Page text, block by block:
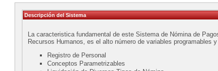
Descripción del Sistema
La caracteristica fundamental de este Sistema de Nómina de
Recursos Humanos, es el alto número de variables programables
Registro de Personal
Conceptos Parametrizables